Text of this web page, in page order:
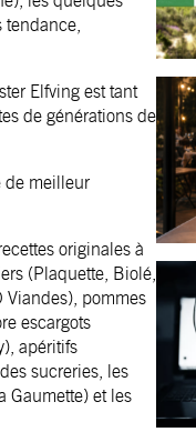
Elfving est tant
de générations de
de meilleur
originales à
(Plaquette, Biolé,
Viandes), pommes
escargots
apéritifs
sucreries, les
Gaumette) et les